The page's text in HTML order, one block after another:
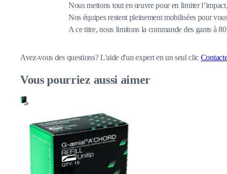
Nous mettons tout en œuvre pour en limiter
Nos équipes restent pleinement mobilisées pour
A ce titre, nous limitons la commande des gants à
Avez-vous des questions?L'aide d'un expert en un seul clic
Vous pourriez aussi aimer